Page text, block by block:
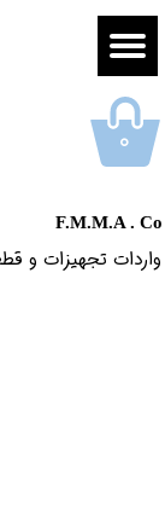
F.M.M.A . Co
واردات تجهیزات و
۰